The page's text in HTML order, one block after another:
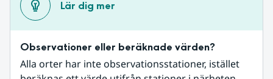
Lär dig mer
Observationer eller beräknade värden?
Alla orter har inte observationsstationer, istället